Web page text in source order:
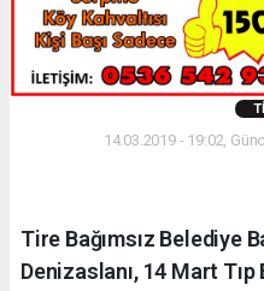
14.03.2019 - 19:02,
Tire Bağımsız Belediye
Denizaslanı, 14 Mart